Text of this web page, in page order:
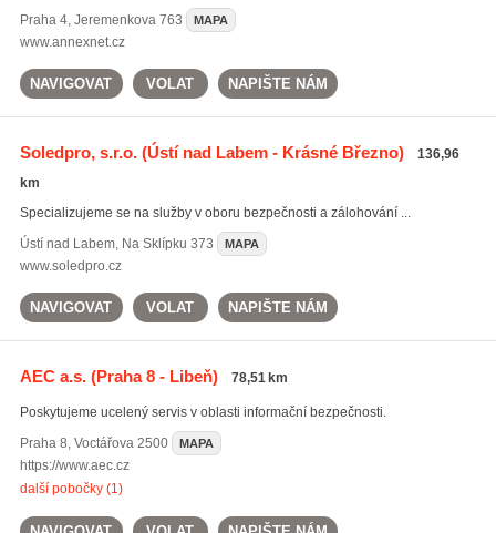
Praha 4, Jeremenkova 763 MAPA
www.annexnet.cz
NAVIGOVAT VOLAT NAPIŠTE NÁM
Soledpro, s.r.o.(Ústí nad Labem - Krásné Březno)
136,96
km
Specializujeme se na služby v oboru bezpečnosti a zálohování ...
Ústí nad Labem, Na Sklípku 373 MAPA
www.soledpro.cz
NAVIGOVAT VOLAT NAPIŠTE NÁM
AEC a.s.(Praha 8 - Libeň) 78,51 km
Poskytujeme ucelený servis v oblasti informační bezpečnosti.
Praha 8, Voctářova 2500 MAPA
https://www.aec.cz
další pobočky (1)